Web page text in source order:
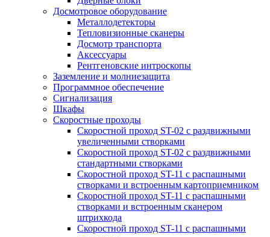
Досмотровое оборудование
Металлодетекторы
Тепловизионные сканеры
Досмотр транспорта
Аксессуары
Рентгеновские интроскопы
Заземление и молниезащита
Программное обеспечение
Сигнализация
Шкафы
Скоростные проходы
Скоростной проход ST-02 с раздвижными
увеличенными створками
Скоростной проход ST-02 с раздвижными
стандартными створками
Скоростной проход ST-11 с распашными
створками и встроенным картоприемником
Скоростной проход ST-11 с распашными
створками и встроенным сканером
штрихкода
Скоростной проход ST-11 с распашными